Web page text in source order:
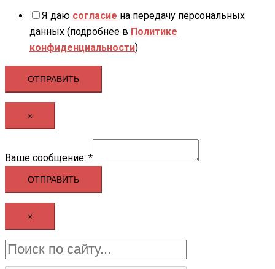
Я даю согласие на передачу персональных
данных (подробнее в Политике
конфиденциальности)
ОТПРАВИТЬ
×
Ваше
Ваше сообщение: *
ОТПРАВИТЬ
×